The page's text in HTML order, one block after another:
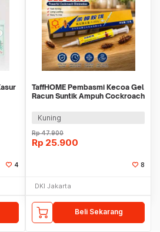
4
TaffHOME Pembasmi Kecoa Gel
Racun Suntik Ampuh Cockroach
Kuning
Rp47.900
Rp 25.900
8
DKI Jakarta
Beli Sekarang